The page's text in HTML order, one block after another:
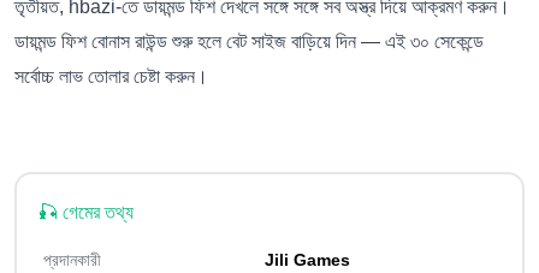
তৃতীয়ত, hbazi-তে ডায়মন্ড ফিশ দেখলে সঙ্গে সঙ্গে সব অস্ত্র দিয়ে আক্রমণ করুন।
ডায়মন্ড ফিশ বোনাস রাউন্ড শুরু হলে বেট সাইজ বাড়িয়ে দিন — এই ৩০ সেকেন্ডে
সর্বোচ্চ লাভ তোলার চেষ্টা করুন।
🎣 গেমের তথ্য
প্রদানকারী
Jili Games